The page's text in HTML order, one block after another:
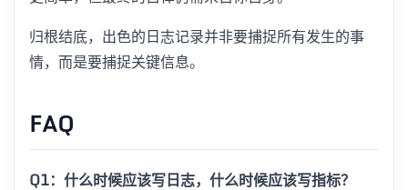
归根结底，出色的日志记录并非要捕捉所有发生的事
情，而是要捕捉关键信息。
FAQ
Q1：什么时候应该写日志，什么时候应该写指标？